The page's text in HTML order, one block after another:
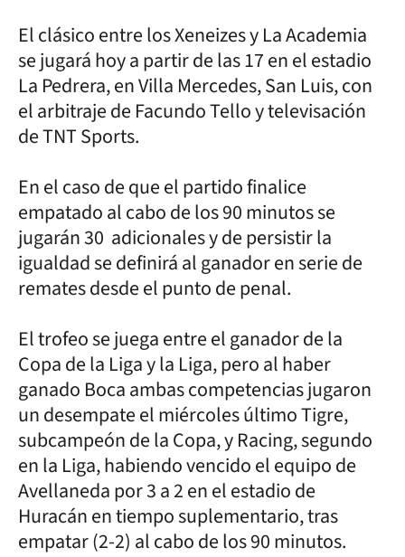
El clásico entre los Xeneizes y La Academia
se jugará hoy a partir de las 17 en el estadio
La Pedrera, en Villa Mercedes, San Luis, con
el arbitraje de Facundo Tello y televisación
de TNT Sports.
En el caso de que el partido finalice
empatado al cabo de los 90 minutos se
jugarán 30 adicionales y de persistir la
igualdad se definirá al ganador en serie de
remates desde el punto de penal.
El trofeo se juega entre el ganador de la
Copa de la Liga y la Liga, pero al haber
ganado Boca ambas competencias jugaron
un desempate el miércoles último Tigre,
subcampeón de la Copa, y Racing, segundo
en la Liga, habiendo vencido el equipo de
Avellaneda por 3 a 2 en el estadio de
Huracán en tiempo suplementario, tras
empatar (2-2) al cabo de los 90 minutos.